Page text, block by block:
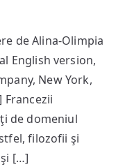
de Alina-Olimpia
English version,
New York,
Francezii
de domeniul
filozofii şi
[…]